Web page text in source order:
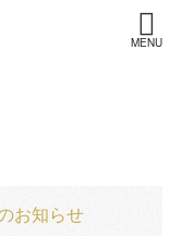
MENU
お知らせ